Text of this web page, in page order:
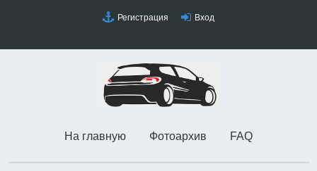
Регистрация Вход
На главную Фотоархив FAQ